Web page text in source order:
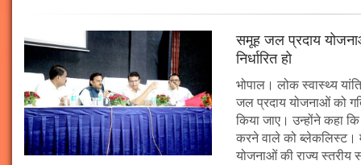
समूह जल प्रदाय
निर्धारित हो
भोपाल। लोक स्वास्थ्य
जल प्रदाय योजनाओं को
किया जाए। उन्होंने कहा
करने वाले को ब्लेकलिस्ट।
योजनाओं की राज्य स्तरीय